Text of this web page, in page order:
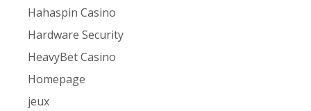
Hahaspin Casino
Hardware Security
HeavyBet Casino
Homepage
jeux